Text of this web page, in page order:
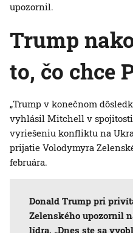
upozornil.
Trump
to, čo chce
„Trump v konečnom
vyhlásil Mitchell v
vyriešeniu konfliktu na
prijatie Volodymyra
februára.
Donald Trump pri
Zelenského upozornil
lídra. „Dnes ste sa